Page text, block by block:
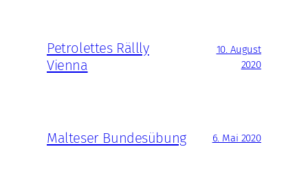
Petrolettes Rällly
Vienna
10. August
2020
Malteser Bundesübung 6. Mai 2020